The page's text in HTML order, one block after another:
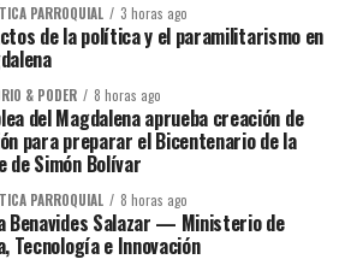
PARROQUIAL 3 horas ago
de la política y el paramilitarismo en
& PODER 8 horas ago
del Magdalena aprueba creación de
para preparar el Bicentenario de la
de Simón Bolívar
PARROQUIAL 8 horas ago
Benavides Salazar — Ministerio de
Tecnología e Innovación